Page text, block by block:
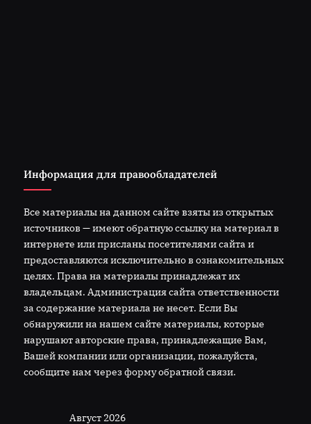
Информация для правообладателей
Все материалы на данном сайте взяты из открытых
источников — имеют обратную ссылку на материал в
интернете или присланы посетителями сайта и
предоставляются исключительно в ознакомительных
целях. Права на материалы принадлежат их
владельцам. Администрация сайта ответственности
за содержание материала не несет. Если Вы
обнаружили на нашем сайте материалы, которые
нарушают авторские права, принадлежащие Вам,
Вашей компании или организации, пожалуйста,
сообщите нам через форму обратной связи.
Август 2026